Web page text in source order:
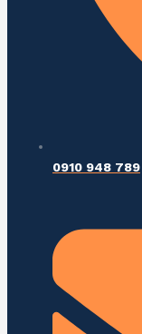
0910 948 789